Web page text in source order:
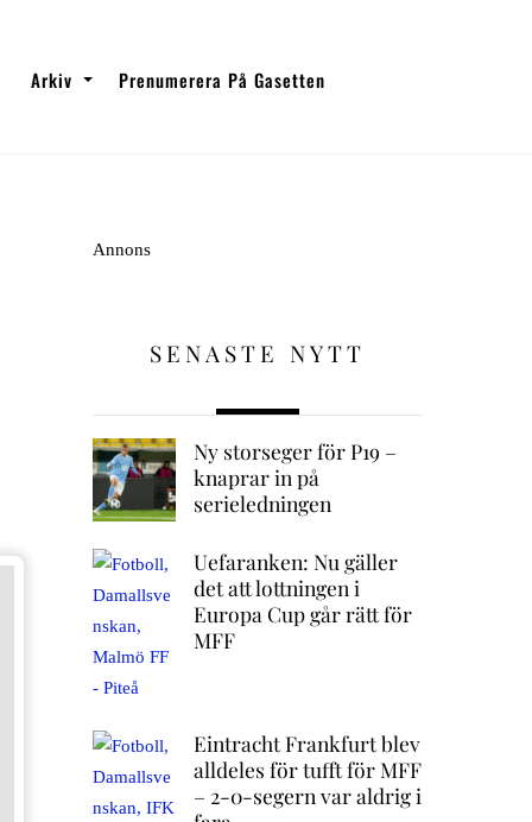
Arkiv Prenumerera På Gasetten
Annons
SENASTE NYTT
Ny storseger för P19 –
knaprar in på
serieledningen
Uefaranken: Nu gäller
det att lottningen i
Europa Cup går rätt för
MFF
Eintracht Frankfurt blev
alldeles för tufft för MFF
– 2-0-segern var aldrig i